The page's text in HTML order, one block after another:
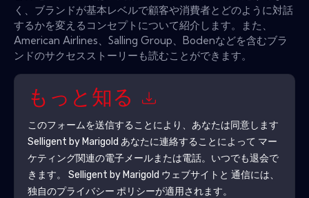
く、ブランドが基本レベルで顧客や消費者とどのように対話
するかを変えるコンセプトについて紹介します。また、
American Airlines、Salling Group、Bodenなどを含むブラ
ンドのサクセスストーリーも読むことができます。
もっと知る
このフォームを送信することにより、あなたは同意します
Selligent by Marigold あなたに連絡することによって マー
ケティング関連の電子メールまたは電話。いつでも退会で
きます。 Selligent by Marigold ウェブサイトと 通信には、
独自のプライバシー ポリシーが適用されます。